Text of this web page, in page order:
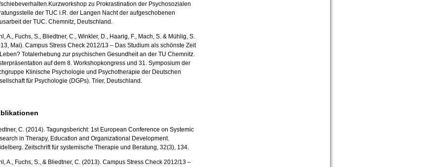
zu Prokrastination der Psychosozialen
der TUC i.R. der Langen Nacht der aufgeschobenen
der TUC. Chemnitz, Deutschland.
A., Fuchs, S., Bliedtner, C., Winkler, D., Haarig, F., Mach, S. & Mühlig, S.
Mai). Campus Stress Check 2012/13 – Das Studium als schönste Zeit
Totalerhebung zur psychischen Gesundheit an der TU Chemnitz.
auf dem 8. Workshopkongress und 31. Symposium der
Klinische Psychologie und Psychotherapie der Deutschen
für Psychologie (DGPs). Trier, Deutschland.
C. (2014). Tagungsbericht: 1st European Conference on Systemic
in Therapy, Education and Organizational Development.
Zeitschrift für systemische Therapie und Beratung, 32(3), 134.
A., Fuchs, S., & Bliedtner, C. (2013). Campus Stress Check 2012/13 –